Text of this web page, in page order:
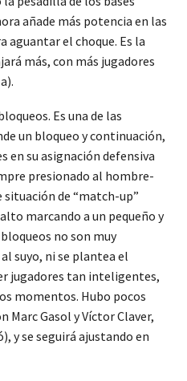
añade más potencia en las
aguantar el choque. Es la
más, con más jugadores
Es una de las
un bloqueo y continuación,
en su asignación defensiva
presionado al hombre-
de “match-up”
marcando a un pequeño y
no son muy
suyo, ni se plantea el
jugadores tan inteligentes,
momentos. Hubo pocos
Marc Gasol y Víctor Claver,
y se seguirá ajustando en